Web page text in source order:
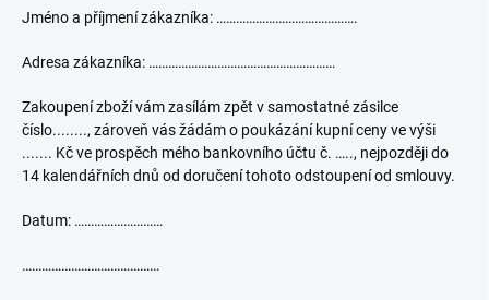
Jméno a příjmení zákazníka: …………………………………….
Adresa zákazníka: …………………………………………………
Zakoupení zboží vám zasílám zpět v samostatné zásilce
číslo........, zároveň vás žádám o poukázání kupní ceny ve výši
....... Kč ve prospěch mého bankovního účtu č. ….., nejpozději do
14 kalendářních dnů od doručení tohoto odstoupení od smlouvy.
Datum: ………………………
……………………………………